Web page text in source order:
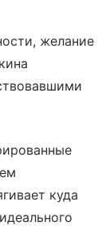
желание
куда